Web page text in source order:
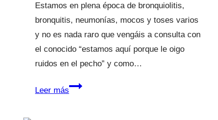
Estamos en plena época de bronquiolitis,
bronquitis, neumonías, mocos y toses varios
y no es nada raro que vengáis a consulta con
el conocido “estamos aquí porque le oigo
ruidos en el pecho” y como…
Leer másMi